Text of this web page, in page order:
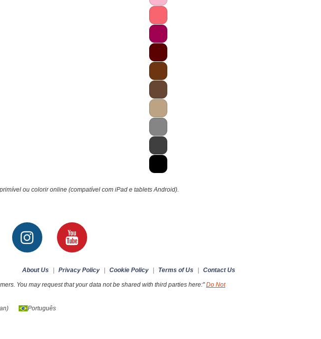
ou colorir online (compatível com iPad e tablets Android).
About Us Privacy Policy Cookie Policy Terms of Us Contact Us
You may request that your data not be shared with third parties here:"Do Not
) Português